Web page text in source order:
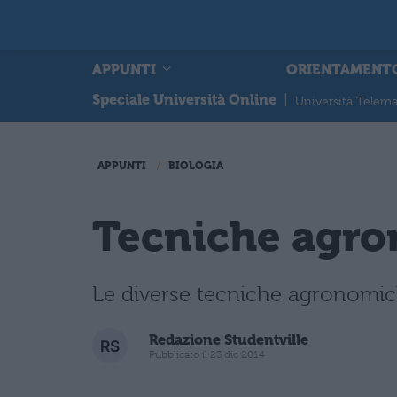
APPUNTI
Speciale Università Online
Università
APPUNTI BIOLOGIA
Tecniche
Le diverse tecniche
Redazione Studentville
Pubblicato il 23 dic 2014